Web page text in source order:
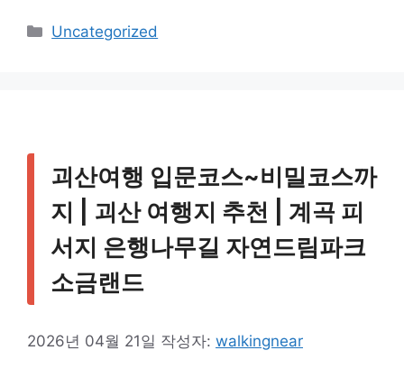
카
Uncategorized
괴산여행 입문코스~비밀코스까
지 | 괴산 여행지 추천 | 계곡 피
서지 은행나무길 자연드림파크
소금랜드
2026년 04월 21일 작성자: walkingnear